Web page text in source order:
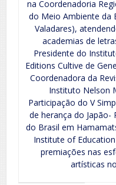
na Coordenadoria
do Meio Ambiente da
Valadares),
academias de
Presidente do
Editions Cultive de
Coordenadora da
Instituto Nelson
Participação do V
de herança do Japão-
do Brasil em
Institute of
premiações nas
artísticas